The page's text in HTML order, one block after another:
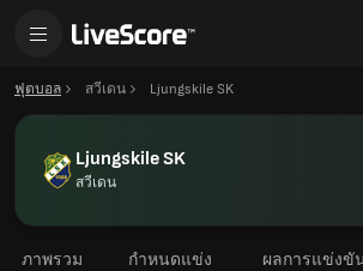
ฟุตบอล สวีเดน Ljungskile SK
Ljungskile SK
สวีเดน
ภาพรวม กำหนดแข่ง ผลการแข่งขั